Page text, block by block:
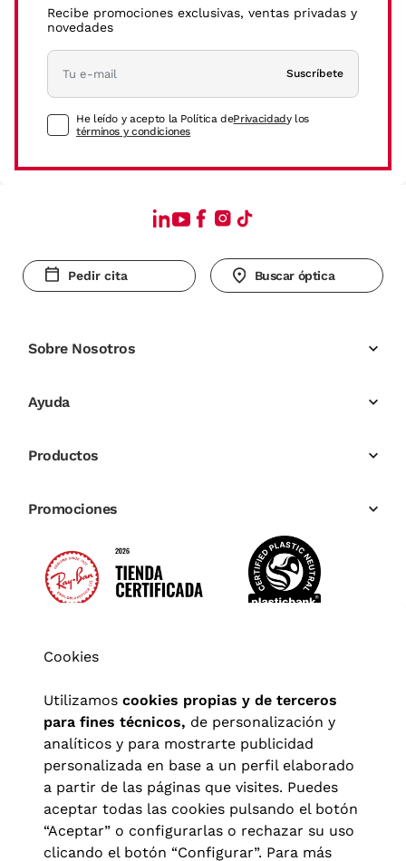
Recibe promociones exclusivas, ventas privadas y
novedades
Suscríbete
He leído y acepto la Política dePrivacidady los
términos y condiciones
Pedir cita Buscar óptica
Sobre Nosotros
Ayuda
Productos
Promociones
Cookies
Utilizamos cookies propias y de terceros
para fines técnicos, de personalización y
analíticos y para mostrarte publicidad
personalizada en base a un perfil elaborado
a partir de las páginas que visites. Puedes
aceptar todas las cookies pulsando el botón
“Aceptar” o configurarlas o rechazar su uso
clicando el botón “Configurar”. Para más